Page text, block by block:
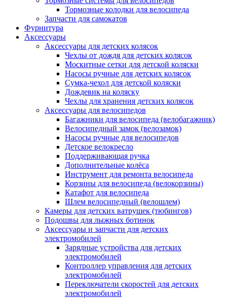
Тормозные колодки для велосипеда
Запчасти для самокатов
Фурнитура
Аксессуары
Аксессуары для детских колясок
Чехлы от дождя для детских колясок
Москитные сетки для детской коляски
Насосы ручные для детских колясок
Сумка-чехол для детской коляски
Дождевик на коляску
Чехлы для хранения детских колясок
Аксессуары для велосипедов
Багажники для велосипеда (велобагажник)
Велосипедный замок (велозамок)
Насосы ручные для велосипедов
Детское велокресло
Поддерживающая ручка
Дополнительные колёса
Инструмент для ремонта велосипеда
Корзины для велосипеда (велокорзины)
Катафот для велосипеда
Шлем велосипедный (велошлем)
Камеры для детских ватрушек (тюбингов)
Подошвы для лыжных ботинок
Аксессуары и запчасти для детских
электромобилей
Зарядные устройства для детских
электромобилей
Контроллер управления для детских
электромобилей
Переключатели скоростей для детских
электромобилей